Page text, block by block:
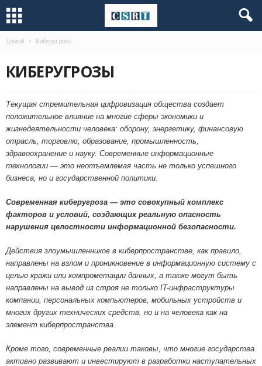
Домой Киберугрозы
КИБЕРУГРОЗЫ
Текущая стремительная цифровизация общества создает
положительное влияние на многие сферы экономики и
жизнедеятельности человека: оборону, энергетику, финансовую
отрасль, торговлю, образование, промышленность,
здравоохранение и науку. Современные информационные
технологии — это неотъемлемая часть не только успешного
бизнеса, но и государственной политики.
Современная киберугроза — это совокупный комплекс
факторов и условий, создающих реальную опасность
нарушения целостности информационной безопасности.
Действия злоумышленников в киберпространстве, как правило,
направлены на взлом и проникновение в информационную систему с
целью кражи или компрометации данных, а также могут быть
направлены на вывод из строя не только IT-инфраструктуры
компании, персональных компьютеров, мобильных устройств и
многих других технических средств, но и на человека как на
элемент киберпространства.
Кроме того, современные реалии таковы, что многие государства
активно развивают и инвестируют в разработки наступательных